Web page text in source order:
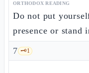
ORTHODOX READING
Do not put
presence or stand
7 🗝️1